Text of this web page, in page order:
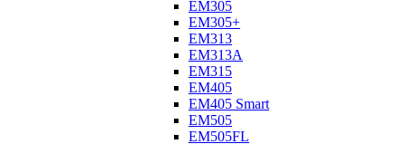
EM305
EM305+
EM313
EM313A
EM315
EM405
EM405 Smart
EM505
EM505FL